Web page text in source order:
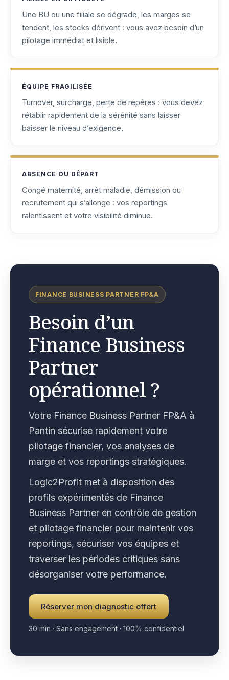
Une BU ou une filiale se dégrade, les marges se
tendent, les stocks dérivent : vous avez besoin d’un
pilotage immédiat et lisible.
ÉQUIPE FRAGILISÉE
Turnover, surcharge, perte de repères : vous devez
rétablir rapidement de la sérénité sans laisser
baisser le niveau d’exigence.
ABSENCE OU DÉPART
Congé maternité, arrêt maladie, démission ou
recrutement qui s’allonge : vos reportings
ralentissent et votre visibilité diminue.
FINANCE BUSINESS PARTNER FP&A
Besoin d’un
Finance Business
Partner
opérationnel ?
Votre Finance Business Partner FP&A à
Pantin sécurise rapidement votre
pilotage financier, vos analyses de
marge et vos reportings stratégiques.
Logic2Profit met à disposition des
profils expérimentés de Finance
Business Partner en contrôle de gestion
et pilotage financier pour maintenir vos
reportings, sécuriser vos équipes et
traverser les périodes critiques sans
désorganiser votre performance.
Réserver mon diagnostic offert
30 min · Sans engagement · 100% confidentiel